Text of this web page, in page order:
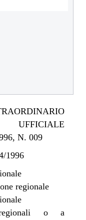
N. 009
1996
regionale
o a